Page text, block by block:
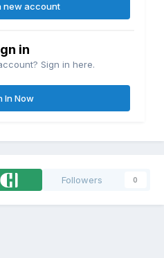
new account
in
Sign in here.
In Now
Followers 0